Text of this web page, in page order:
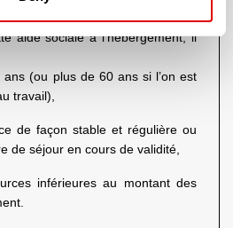
aide sociale à l’hébergement, il
(ou plus de 60 ans si l’on est
travail),
de façon stable et régulière ou
de séjour en cours de validité,
inférieures au montant des